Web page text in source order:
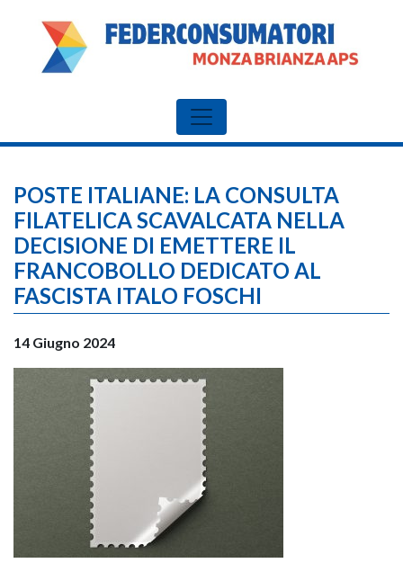
POSTE ITALIANE: LA CONSULTA
FILATELICA SCAVALCATA NELLA
DECISIONE DI EMETTERE IL
FRANCOBOLLO DEDICATO AL
FASCISTA ITALO FOSCHI
14 Giugno 2024